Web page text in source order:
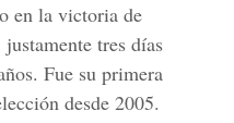
en la victoria de
tres días
Fue su primera
desde 2005.